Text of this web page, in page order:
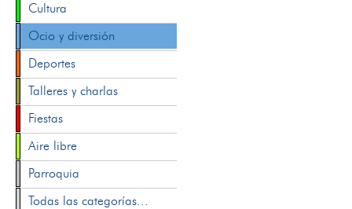
Cultura
Ocio y diversión
Deportes
Talleres y charlas
Fiestas
Aire libre
Parroquia
Todas las categorías...